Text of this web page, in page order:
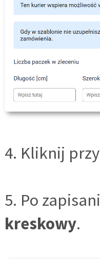
4. Kliknij
5. Po
kreskowy.